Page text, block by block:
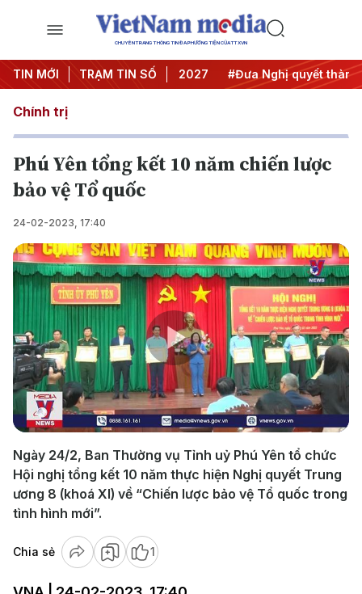
CHUYÊN TRANG THÔNG TIN ĐA PHƯƠNG TIỆN CỦA TTXVN
TIN MỚI TRẠM TIN SỐ
Trung ương 3 #APEC 2027 #Đưa Nghị quyết thành
Chính trị
Phú Yên tổng kết 10 năm chiến lược
bảo vệ Tổ quốc
24-02-2023, 17:40
Play
Video
Ngày 24/2, Ban Thường vụ Tỉnh uỷ Phú Yên tổ chức
Hội nghị tổng kết 10 năm thực hiện Nghị quyết Trung
ương 8 (khoá XI) về “Chiến lược bảo vệ Tổ quốc trong
tình hình mới”.
Chia sẻ 1